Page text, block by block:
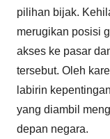
pilihan bijak.
merugikan posisi
akses ke pasar
tersebut. Oleh
labirin
yang diambil
depan negara.